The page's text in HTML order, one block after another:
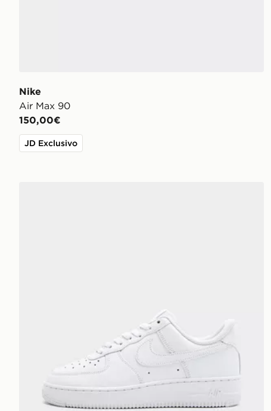
Nike
Air Max 90
150,00€
JD Exclusivo